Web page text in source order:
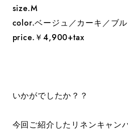
size.M
color.ベージュ／カーキ／ブ
price.￥4,900+tax
いかがでしたか？？
今回ご紹介したリネンキャン